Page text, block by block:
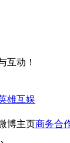
互动！
雄互娱
博主页商务合